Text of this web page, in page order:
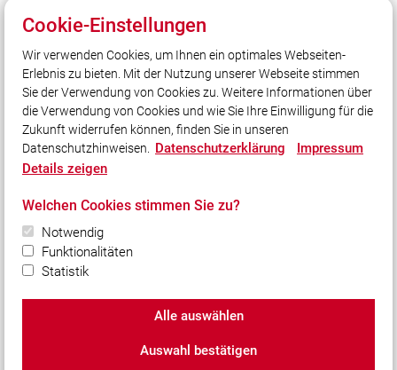
Unser Leitsatz
UNSERE FREIZEIT FÜR IHRE SICHERHEIT!
seit über 150 JAHREN!
RETTEN / LÖSCHEN / BERGEN / SCHÜTZEN
Social Media
Bleiben Sie mit uns in Kontakt und vernetzen Sie sich
mit uns!
© 2026 Freiwillige Feuerwehr Altstädten e.V.
Datenschutz|Cookie-Einstellungen
Cookie-Einstellungen
Wir verwenden Cookies, um Ihnen ein optimales Webseiten-
Erlebnis zu bieten. Mit der Nutzung unserer Webseite stimmen
Sie der Verwendung von Cookies zu. Weitere Informationen über
die Verwendung von Cookies und wie Sie Ihre Einwilligung für die
Zukunft widerrufen können, finden Sie in unseren
Datenschutzhinweisen. Datenschutzerklärung
Impressum
Details zeigen
Welchen Cookies stimmen Sie zu?
Notwendig
Funktionalitäten
Statistik
Alle auswählen
Auswahl bestätigen